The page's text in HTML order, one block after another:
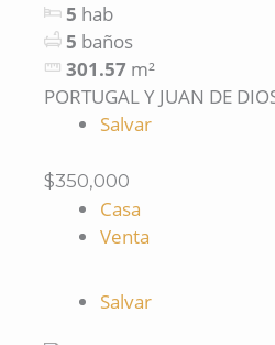
5 hab
5 baños
301.57 m²
PORTUGAL Y JUAN DE
Salvar
$350,000
Casa
Venta
Salvar